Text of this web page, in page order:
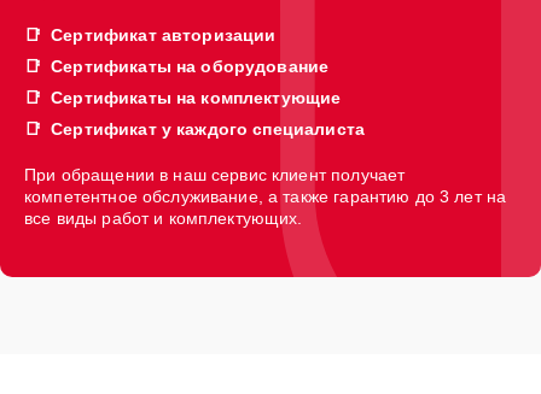
Сертификат авторизации
Сертификаты на оборудование
Сертификаты на комплектующие
Сертификат у каждого специалиста
При обращении в наш сервис клиент получает
компетентное обслуживание, а также гарантию до 3 лет на
все виды работ и комплектующих.